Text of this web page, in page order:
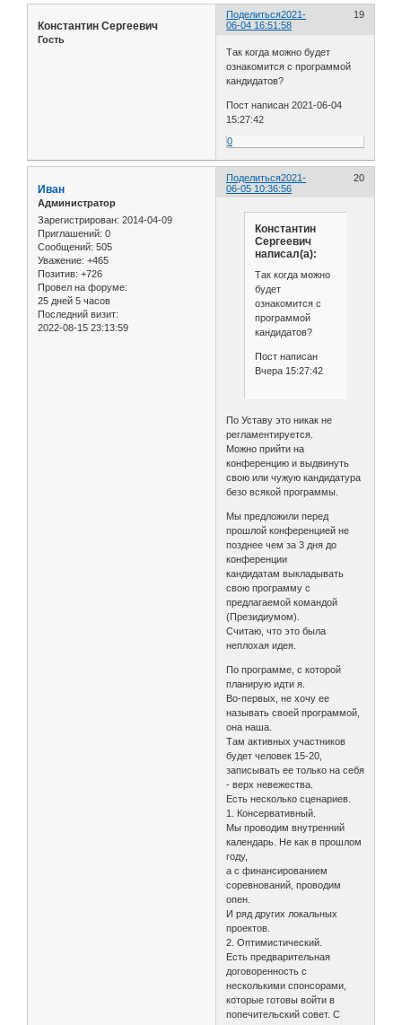
Поделиться 19
2021-
06-04 16:51:58
Константин Сергеевич
Гость
Так когда можно будет
ознакомится с программой
кандидатов?
Пост написан 2021-06-04
15:27:42
0
Поделиться 20
2021-
06-05 10:36:56
Иван
Администратор
Зарегистрирован: 2014-04-09
Приглашений: 0
Сообщений: 505
Уважение: +465
Позитив: +726
Провел на форуме:
25 дней 5 часов
Последний визит:
2022-08-15 23:13:59
Константин
Сергеевич
написал(а):
Так когда можно
будет
ознакомится с
программой
кандидатов?
Пост написан
Вчера 15:27:42
По Уставу это никак не
регламентируется.
Можно прийти на
конференцию и выдвинуть
свою или чужую кандидатура
безо всякой программы.
Мы предложили перед
прошлой конференцией не
позднее чем за 3 дня до
конференции
кандидатам выкладывать
свою программу с
предлагаемой командой
(Президиумом).
Считаю, что это была
неплохая идея.
По программе, с которой
планирую идти я.
Во-первых, не хочу ее
называть своей программой,
она наша.
Там активных участников
будет человек 15-20,
записывать ее только на себя
- верх невежества.
Есть несколько сценариев.
1. Консервативный.
Мы проводим внутренний
календарь. Не как в прошлом
году,
а с финансированием
соревнований, проводим
опен.
И ряд других локальных
проектов.
2. Оптимистический.
Есть предварительная
договоренность с
несколькими спонсорами,
которые готовы войти в
попечительский совет. С